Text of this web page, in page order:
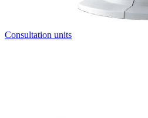
Consultation units